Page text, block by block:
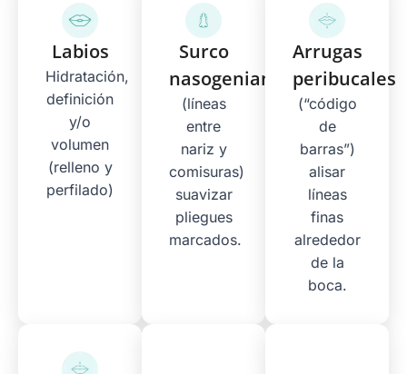
Labios
Hidratación,
definición
y/o
volumen
(relleno y
perfilado)
Surco
nasogeniano
(líneas
entre
nariz y
comisuras)
suavizar
pliegues
marcados.
Arrugas
peribucales
(“código
de
barras”)
alisar
líneas
finas
alrededor
de la
boca.